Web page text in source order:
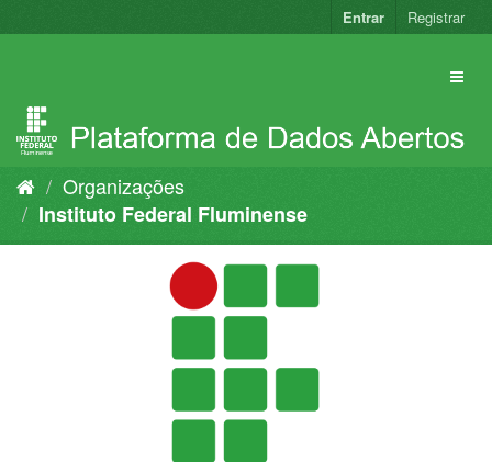
para
Entrar Registrar
Organizações
Instituto Federal Fluminense